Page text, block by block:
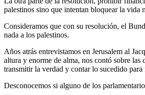
palestinos sino que intentan bloquear la vida
Consideramos que con su resolución, el
nada a los palestinos.
Años atrás entrevistamos en Jerusalem al
altura y enorme de alma, nos contó sobre
transmitir la verdad y contar lo sucedido
Desconocemos si alguno de los